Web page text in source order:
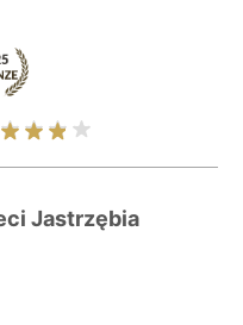
Jastrzębia